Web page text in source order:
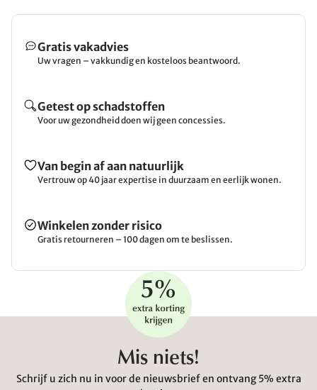
Gratis vakadvies
Uw vragen – vakkundig en kosteloos beantwoord.
Getest op schadstoffen
Voor uw gezondheid doen wij geen concessies.
Van begin af aan natuurlijk
Vertrouw op 40 jaar expertise in duurzaam en eerlijk wonen.
Winkelen zonder risico
Gratis retourneren – 100 dagen om te beslissen.
Mis niets!
Schrijf u zich nu in voor de nieuwsbrief en ontvang 5% extra